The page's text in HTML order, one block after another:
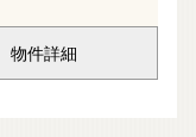
物件詳細